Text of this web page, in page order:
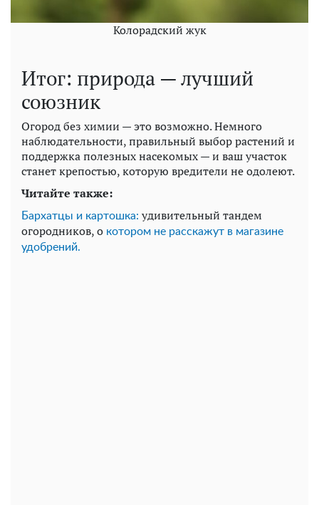
Колорадский жук
Итог: природа — лучший
союзник
Огород без химии — это возможно. Немного
наблюдательности, правильный выбор растений и
поддержка полезных насекомых — и ваш участок
станет крепостью, которую вредители не одолеют.
Читайте также:
Бархатцы и картошка: удивительный тандем
огородников, о котором не расскажут в магазине
удобрений.